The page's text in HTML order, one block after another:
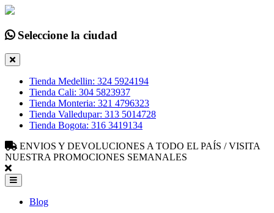
Seleccione la ciudad
Tienda Medellin: 324 5924194
Tienda Cali: 304 5823937
Tienda Monteria: 321 4796323
Tienda Valledupar: 313 5014728
Tienda Bogota: 316 3419134
ENVIOS Y DEVOLUCIONES A TODO EL PAÍS / VISITA
NUESTRA PROMOCIONES SEMANALES
Blog